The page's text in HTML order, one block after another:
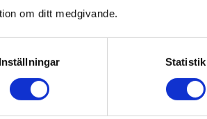
om ditt medgivande.
Inställningar Statistik